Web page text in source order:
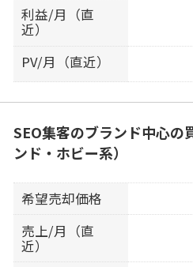
利益/月（直
近）
PV/月（直近）
SEO集客のブランド中心の
ンド・ホビー系）
希望売却価格
売上/月（直
近）